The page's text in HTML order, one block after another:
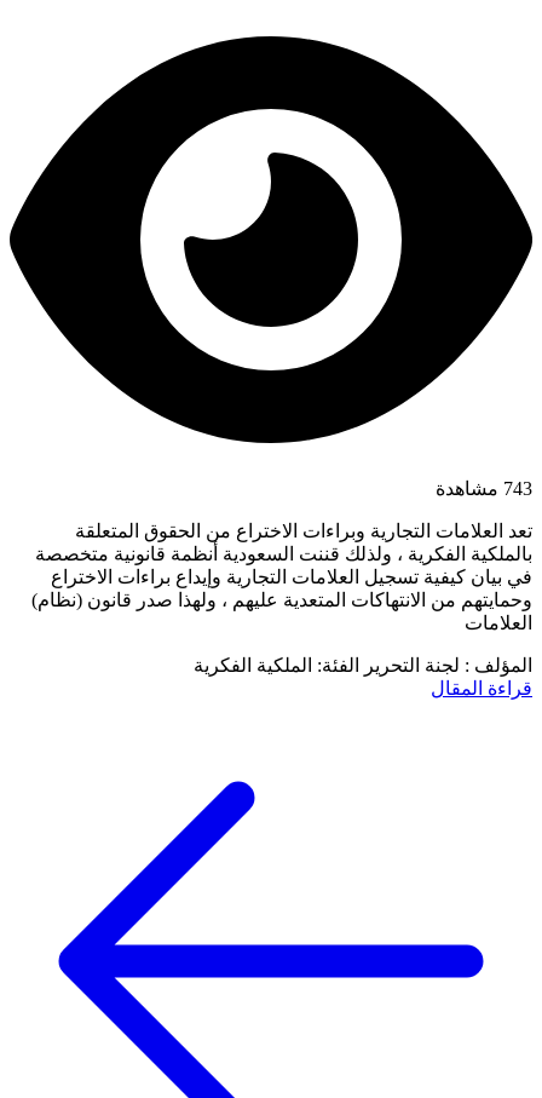
743 مشاهدة
تعد العلامات التجارية وبراءات الاختراع من الحقوق المتعلقة
بالملكية الفكرية ، ولذلك قننت السعودية أنظمة قانونية متخصصة
في بيان كيفية تسجيل العلامات التجارية وإيداع براءات الاختراع
وحمايتهم من الانتهاكات المتعدية عليهم ، ولهذا صدر قانون (نظام)
العلامات
المؤلف : لجنة التحرير
الفئة: الملكية الفكرية
قراءة المقال